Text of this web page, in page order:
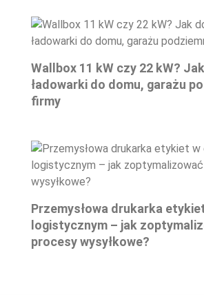
Wallbox 11 kW czy 22 kW?
ładowarki do domu, garażu
firmy
Przemysłowa drukarka
logistycznym – jak
procesy wysyłkowe?